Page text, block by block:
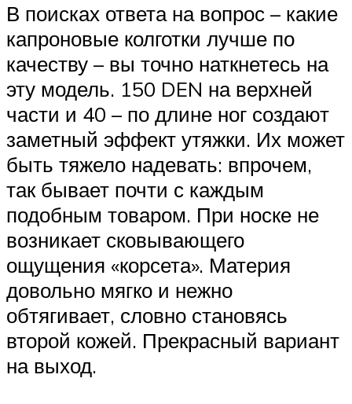
В поисках ответа на вопрос – какие
капроновые колготки лучше по
качеству – вы точно наткнетесь на
эту модель. 150 DEN на верхней
части и 40 – по длине ног создают
заметный эффект утяжки. Их может
быть тяжело надевать: впрочем,
так бывает почти с каждым
подобным товаром. При носке не
возникает сковывающего
ощущения «корсета». Материя
довольно мягко и нежно
обтягивает, словно становясь
второй кожей. Прекрасный вариант
на выход.